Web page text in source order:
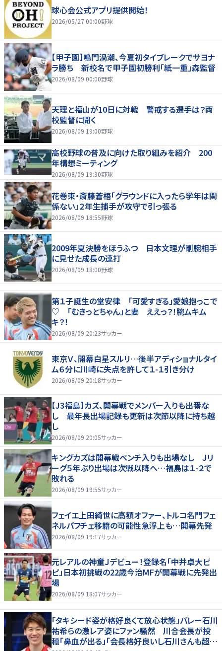
球心会公式アプリ提供開始！
2026/05/27 00:00野球
【甲子園】鳴門渦潮、今夏初タイブレークでサヨナ
ラ勝ち 新校名で甲子園初勝利「紙一重」森監督
2026/08/09 00:00野球
天理と福山が10日に対戦 警戒する選手は？両
校監督に聞く
2026/08/09 19:00野球
高校野球の普及に向けた取り組みを紹介 200
年構想ミーティング
2026/08/09 19:30野球
花巻東・斎藤蒼梧「グラウンドに入ったら学年は関
係ない」２年生捕手が攻守で引っ張る
2026/08/09 18:55野球
2009年夏決勝をほうふつ 日本文理が剛腕相手
に見せた成長の連打
2026/08/09 18:00野球
第１子誕生の堂安律 「可愛すぎる」愛娘抱っこで
♡ 「むきっとちゃん」と妻 ええっ？！腕ムキム
キ？！
2026/08/09 20:23サッカー
東京Ｖ、開幕白星スルリ…後半アディショナルタイ
ム６分に川崎に失点を許して１-１引き分け
2026/08/09 20:18サッカー
【J3福島】カズ、開幕戦でメンバー入りも出番な
し 最年長出場記録も更新は次節以降に持ち越
し
2026/08/09 20:05サッカー
キングカズは開幕戦ベンチ入りも出場なし Ｊリ
ーグ５年ぶり出場は次戦以降へ…福島は１-２で
敗れる
2026/08/09 19:55サッカー
フェイエ上田綺世に高額オファー、トルコ名門フェ
ネルバフチェ移籍の可能性急浮上も…開幕先発
2026/08/09 19:17サッカー
元レアルの神童Ｊデビュー！登録名「中井卓大ピ
ピ」日本初挑戦の22歳今治MFが開幕戦に先発出
場
2026/08/09 18:07サッカー
「タキシード姿が格好良くて放心状態」バレー石川
祐希らの激レア姿にファン騒然 川合会長が投
稿「鼻血が出る」「会長格好良いし石川さんも超格